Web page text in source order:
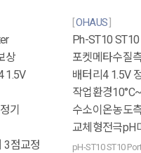
상
1.5V
기
3점교정
OHAUS
Ph-ST10
포켓메타수질
배터리4 1.5V
작업환경
수소이온농도
교체형전극pH
pH-ST10 ST10